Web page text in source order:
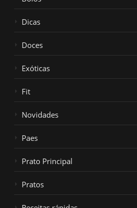
Dicas
Doces
Exóticas
Fit
Novidades
Paes
Prato Principal
Pratos